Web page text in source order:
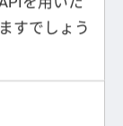
すでしょう